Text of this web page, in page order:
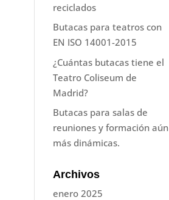
reciclados
Butacas para teatros con
EN ISO 14001-2015
¿Cuántas butacas tiene el
Teatro Coliseum de
Madrid?
Butacas para salas de
reuniones y formación aún
más dinámicas.
Archivos
enero 2025